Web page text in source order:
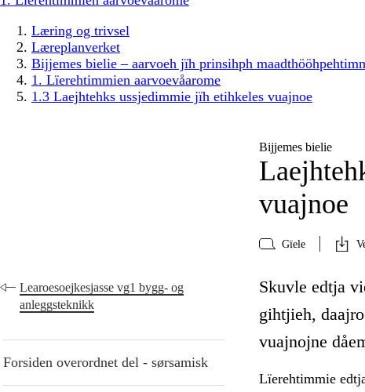
Læring og trivsel
Læreplanverket
Bijjemes bielie – aarvoeh jïh prinsihph
1. Lïerehtimmien aarvoevåarome
1.3 Laejhtehks ussjedimmie jïh etihkeles vuajnoe
Bijjemes bielie
vuajnoe
Gïele
Learoesoejkesjasse vg1 bygg- og
anleggsteknikk
Forsiden overordnet del - sørsamisk
Skuvle edtja
gihtjieh,
vuajnojne
Lïerehtimmie